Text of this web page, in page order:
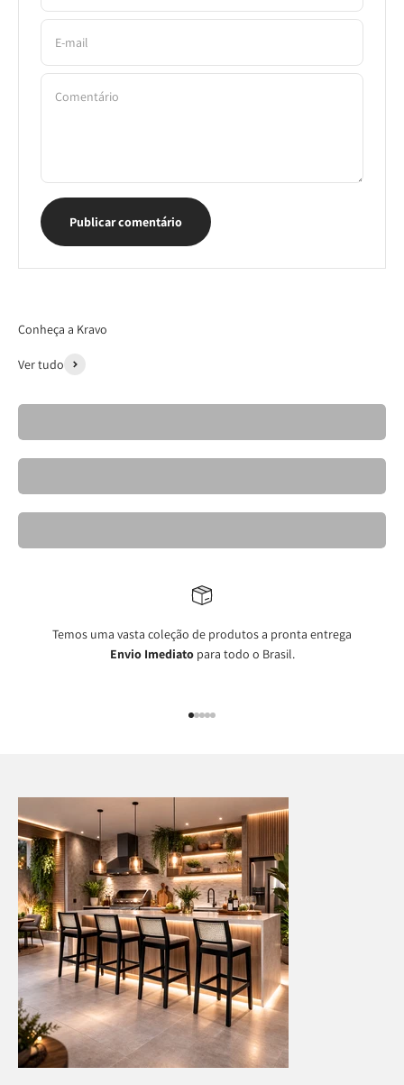
E-mail
Comentário
Publicar comentário
Conheça a Kravo
Ver tudo
Cadeiras- Kravo 26
Banquetas Kravo
Mesas de Jantar Elegantes- Kravo
Temos uma vasta coleção de produtos a pronta entrega
Envio Imediatopara todo o Brasil.